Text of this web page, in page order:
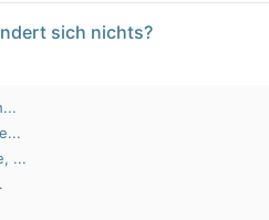
sich nichts?
...